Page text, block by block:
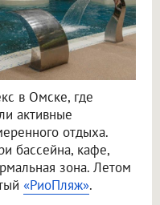
в Омске, где
активные
отдыха.
бассейна, кафе,
зона. Летом
«РиоПляж».